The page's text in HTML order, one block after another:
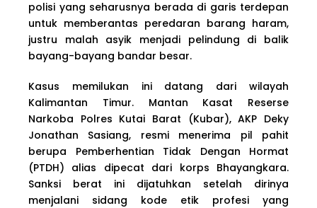
polisi yang seharusnya berada di garis terdepan
untuk memberantas peredaran barang haram,
justru malah asyik menjadi pelindung di balik
bayang-bayang bandar besar.
Kasus memilukan ini datang dari wilayah
Kalimantan Timur. Mantan Kasat Reserse
Narkoba Polres Kutai Barat (Kubar), AKP Deky
Jonathan Sasiang, resmi menerima pil pahit
berupa Pemberhentian Tidak Dengan Hormat
(PTDH) alias dipecat dari korps Bhayangkara.
Sanksi berat ini dijatuhkan setelah dirinya
menjalani sidang kode etik profesi yang